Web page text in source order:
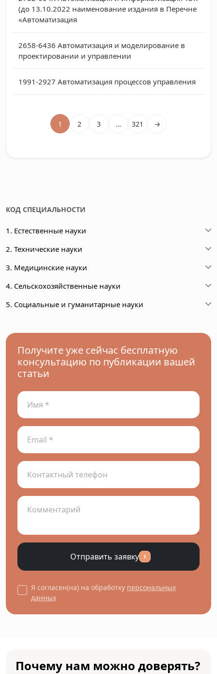
(до 13.10.2022 наименование издания в Перечне
«Автоматизация
2658-6436 Автоматизация и моделирование в
проектировании и управлении
1991-2927 Автоматизация процессов управления
1 2 3 … 321 →
КОД СПЕЦИАЛЬНОСТИ
1. Естественные науки
2. Технические науки
3. Медицинские науки
4. Сельскохозяйственные науки
5. Социальные и гуманитарные науки
Получите уже сейчас бесплатную
консультацию по публикации вашей
статьи
Отправить заявку
Я согласен(на) на обработку персональных
данных
Почему нам можно доверять?